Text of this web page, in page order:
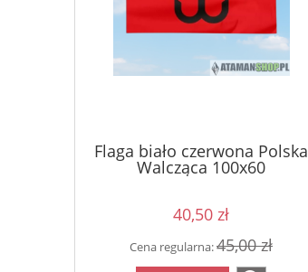
Flaga biało czerwona Polska
Walcząca 100x60
40,50 zł
Cena regularna:45,00 zł